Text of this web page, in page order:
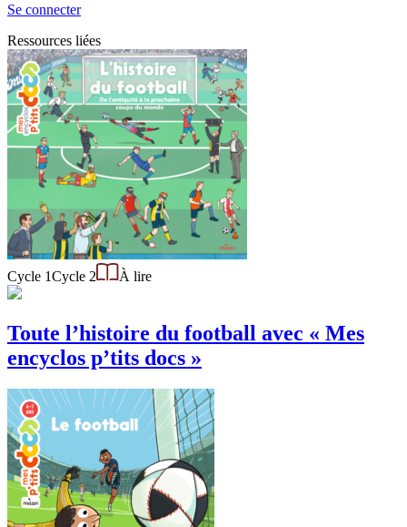
Se connecter
Ressources liées
Cycle 1Cycle 2 À lire
Toute l’histoire du football avec « Mes
encyclos p’tits docs »